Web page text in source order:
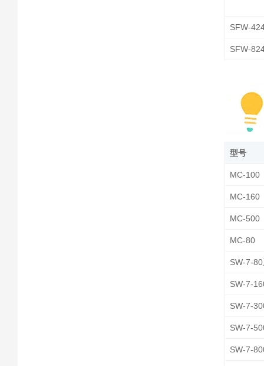
SFW-
SFW-
型号
MC-100
MC-160
MC-500
MC-80
SW-7-
SW-7-
SW-7-
SW-7-
SW-7-